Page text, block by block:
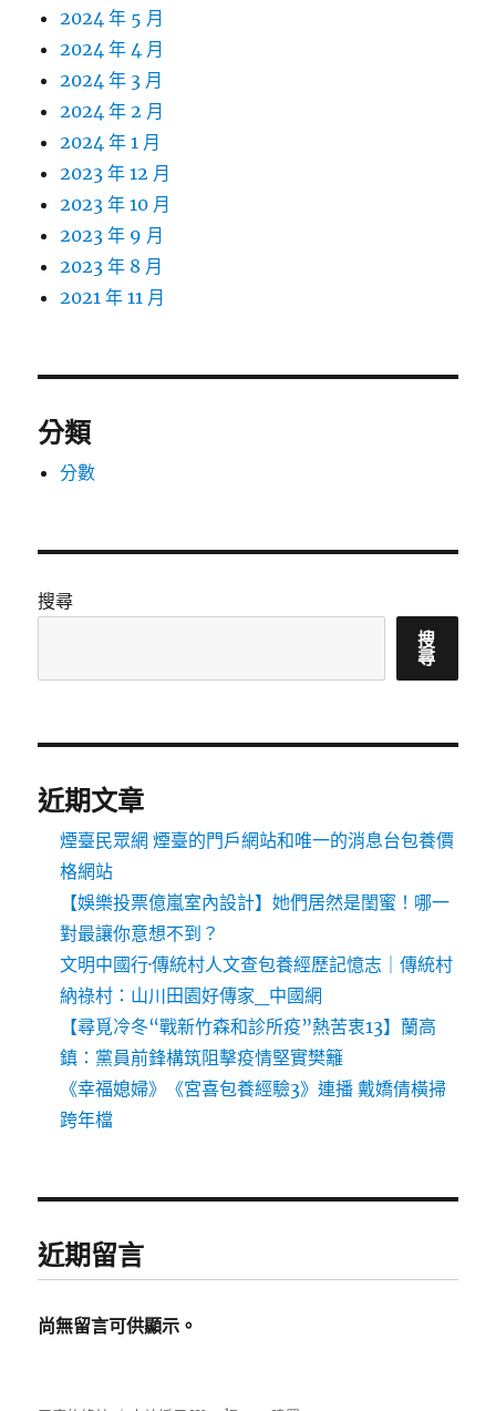
2024 年 5 月
2024 年 4 月
2024 年 3 月
2024 年 2 月
2024 年 1 月
2023 年 12 月
2023 年 10 月
2023 年 9 月
2023 年 8 月
2021 年 11 月
分類
分數
搜尋
搜
尋
近期文章
煙臺民眾網 煙臺的門戶網站和唯一的消息台包養價
格網站
【娛樂投票億嵐室內設計】她們居然是閨蜜！哪一
對最讓你意想不到？
文明中國行·傳統村人文查包養經歷記憶志｜傳統村
納祿村：山川田園好傳家_中國網
【尋覓冷冬“戰新竹森和診所疫”熱苦衷13】蘭高
鎮：黨員前鋒構筑阻擊疫情堅實樊籬
《幸福媳婦》《宮喜包養經驗3》連播 戴嬌倩橫掃
跨年檔
近期留言
尚無留言可供顯示。